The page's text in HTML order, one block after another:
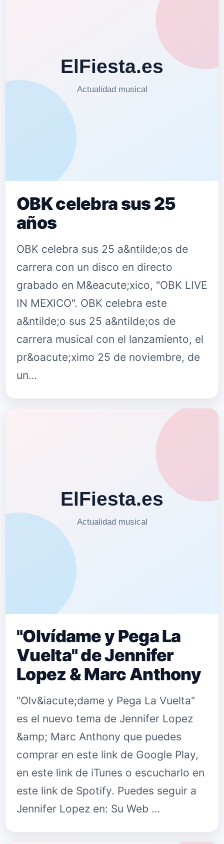
OBK celebra sus 25
años
OBK celebra sus 25 a&ntilde;os de
carrera con un disco en directo
grabado en M&eacute;xico, "OBK LIVE
IN MEXICO". OBK celebra este
a&ntilde;o sus 25 a&ntilde;os de
carrera musical con el lanzamiento, el
pr&oacute;ximo 25 de noviembre, de
un…
"Olvídame y Pega La
Vuelta" de Jennifer
Lopez & Marc Anthony
"Olv&iacute;dame y Pega La Vuelta"
es el nuevo tema de Jennifer Lopez
&amp; Marc Anthony que puedes
comprar en este link de Google Play,
en este link de iTunes o escucharlo en
este link de Spotify. Puedes seguir a
Jennifer Lopez en: Su Web …